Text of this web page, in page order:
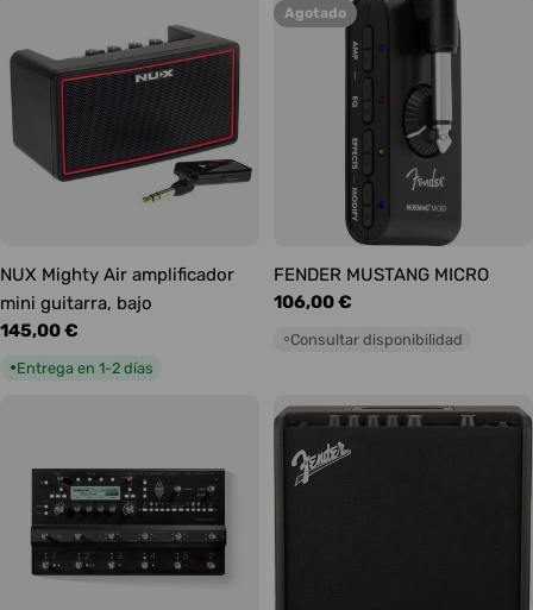
NUX Mighty Air amplificador
mini guitarra, bajo
Precio
145,00 €
●Entrega en 1-2 días
Agotado
FENDER MUSTANG MICRO
Precio
106,00 €
○Consultar disponibilidad